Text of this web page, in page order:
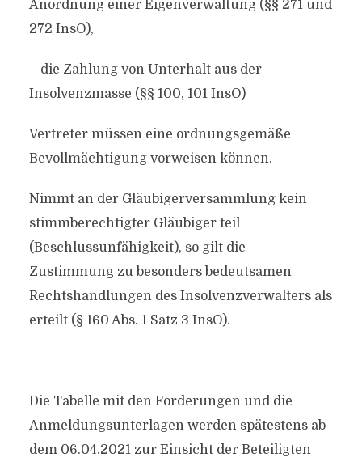
Anordnung einer Eigenverwaltung (§§ 271 und
272 InsO),
– die Zahlung von Unterhalt aus der
Insolvenzmasse (§§ 100, 101 InsO)
Vertreter müssen eine ordnungsgemäße
Bevollmächtigung vorweisen können.
Nimmt an der Gläubigerversammlung kein
stimmberechtigter Gläubiger teil
(Beschlussunfähigkeit), so gilt die
Zustimmung zu besonders bedeutsamen
Rechtshandlungen des Insolvenzverwalters als
erteilt (§ 160 Abs. 1 Satz 3 InsO).
Die Tabelle mit den Forderungen und die
Anmeldungsunterlagen werden spätestens ab
dem 06.04.2021 zur Einsicht der Beteiligten